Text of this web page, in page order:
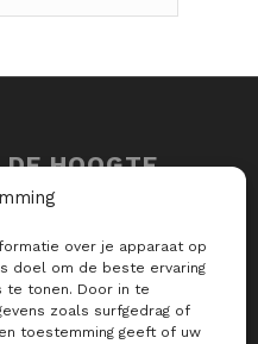
over je apparaat op
doel om de beste ervaring
te tonen. Door in te
zoals surfgedrag of
toestemming geeft of uw
HOOGTE
RAJO